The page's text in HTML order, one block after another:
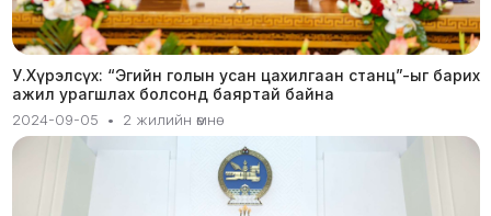
У.Хүрэлсүх: “Эгийн голын усан цахилгаан станц”-ыг барих
ажил урагшлах болсонд баяртай байна
2024-09-05 • 2 жилийн өмнө